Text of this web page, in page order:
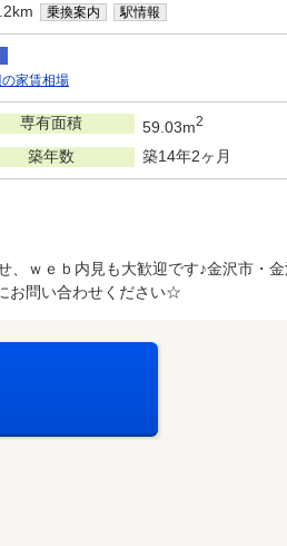
乗換案内 駅情報
家賃相場
専有面積 59.03m2
築年数 築14年2ヶ月
ｗｅｂ内見も大歓迎です♪金沢市・金
お問い合わせください☆